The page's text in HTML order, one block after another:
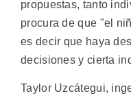
propuestas, tanto
procura de que "el
es decir que haya
decisiones y cierta
Taylor Uzcátegui,